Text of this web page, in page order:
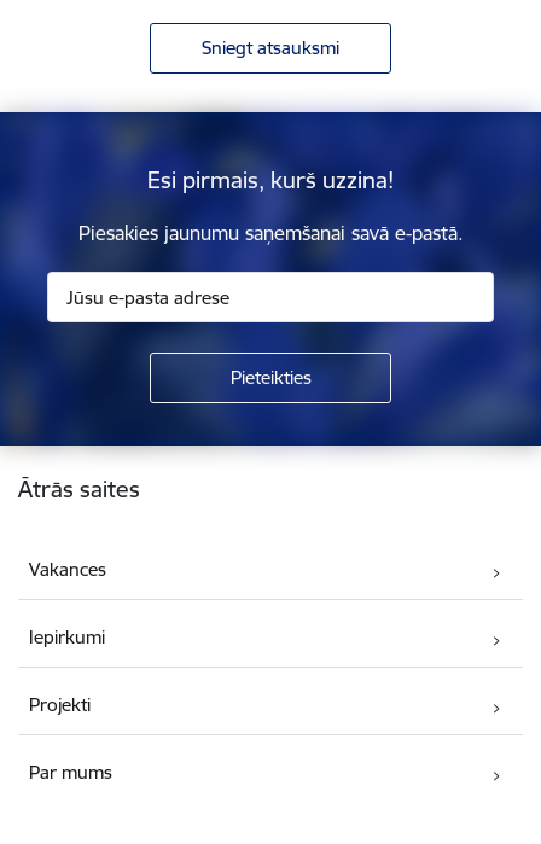
Sniegt atsauksmi
Esi pirmais, kurš uzzina!
Piesakies jaunumu saņemšanai savā e-pastā.
Kājene
Ātrās saites
Vakances
Iepirkumi
Projekti
Par mums